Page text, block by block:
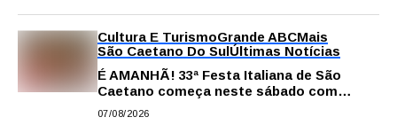
Cultura E TurismoGrande ABCMais
São Caetano Do SulÚltimas Notícias
É AMANHÃ! 33ª Festa Italiana de São
Caetano começa neste sábado com
gastronomia, música e solidariedade
07/08/2026